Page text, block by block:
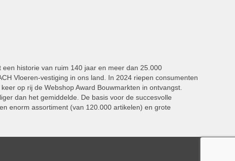
historie van ruim 140 jaar en meer dan 25.000
Vloeren-vestiging in ons land. In 2024 riepen consumenten
op rij de Webshop Award Bouwmarkten in ontvangst.
dan het gemiddelde. De basis voor de succesvolle
enorm assortiment (van 120.000 artikelen) en grote